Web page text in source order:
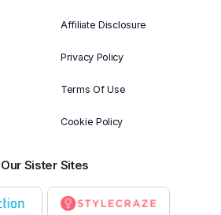
Affiliate Disclosure
Privacy Policy
Terms Of Use
Cookie Policy
Our Sister Sites